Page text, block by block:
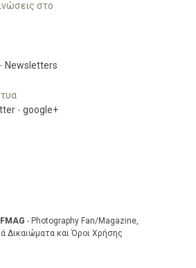
στο
- Newsletters
- google+
FMAG - Photography Fan/Magazine,
Δικαιώματα και Όροι Χρήσης